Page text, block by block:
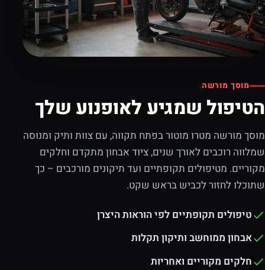
מוסך מורשה
הטיפול שמגיע לאופנוע שלך
מוסך מורשה מטרו מוטור בפתח תקווה, עם צוות ותיק ומנוסה
שמלווה רוכבים לאורך שנים, ציוד אבחון מתקדם וחלקים
מקוריים. מטיפולים תקופתיים ועד תיקונים מורכבים – כך
שתוכלו לחזור לכביש בראש שקט.
טיפולים תקופתיים לפי הוראות היצרן
אבחון ממוחשב ותיקון תקלות
חלקים מקוריים ואחריות